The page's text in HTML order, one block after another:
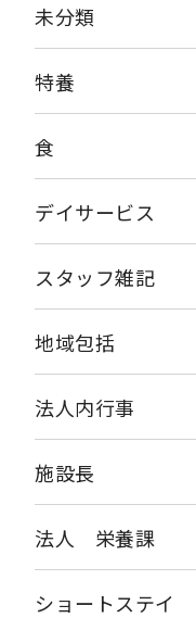
未分類
特養
食
デイサービス
スタッフ雑記
地域包括
法人内行事
施設長
法人 栄養課
ショートステイ